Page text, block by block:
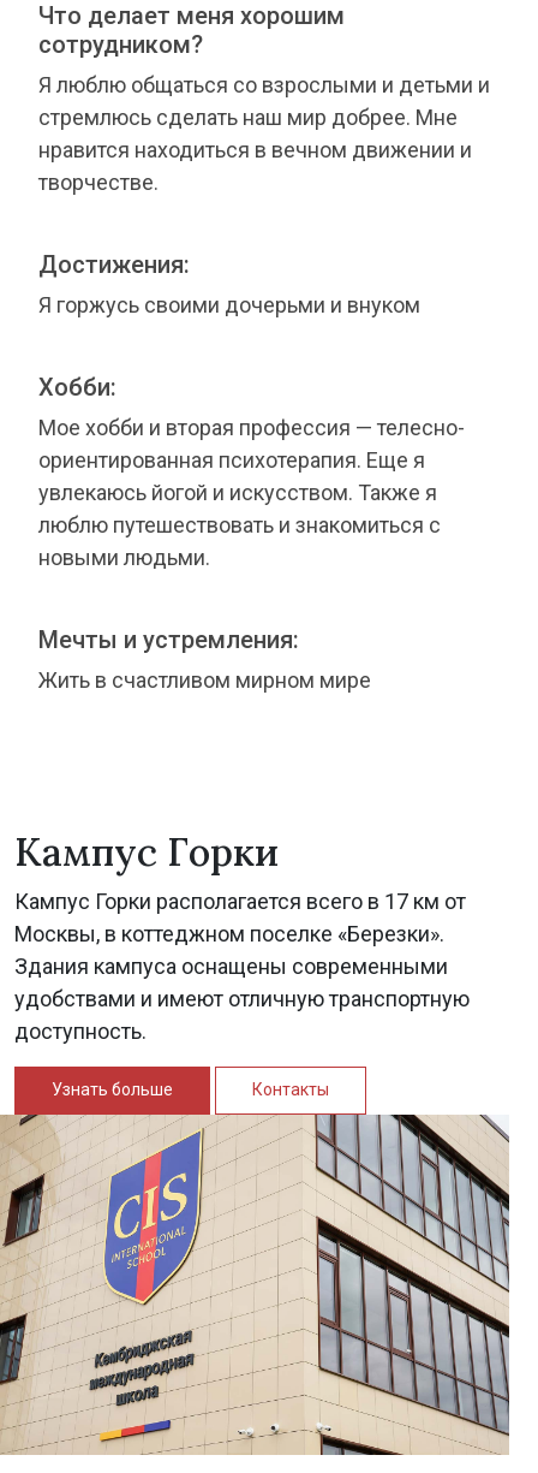
Что делает меня хорошим
сотрудником?
Я люблю общаться со взрослыми и детьми и
стремлюсь сделать наш мир добрее. Мне
нравится находиться в вечном движении и
творчестве.
Достижения:
Я горжусь своими дочерьми и внуком
Хобби:
Мое хобби и вторая профессия — телесно-
ориентированная психотерапия. Еще я
увлекаюсь йогой и искусством. Также я
люблю путешествовать и знакомиться с
новыми людьми.
Мечты и устремления:
Жить в счастливом мирном мире
Кампус Горки
Кампус Горки располагается всего в 17 км от
Москвы, в коттеджном поселке «Березки».
Здания кампуса оснащены современными
удобствами и имеют отличную транспортную
доступность.
Узнать больше Контакты